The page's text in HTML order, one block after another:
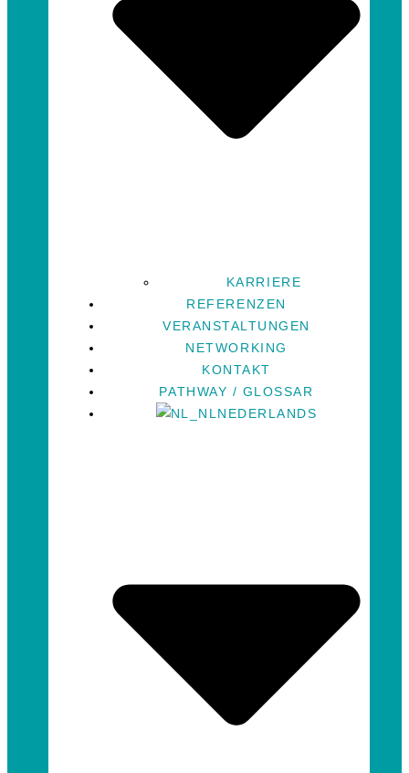
KARRIERE
REFERENZEN
VERANSTALTUNGEN
NETWORKING
KONTAKT
PATHWAY / GLOSSAR
NEDERLANDS